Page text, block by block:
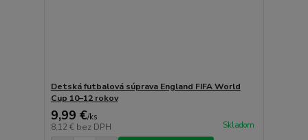
Detská futbalová súprava England FIFA World
Cup 10–12 rokov
9,99 €/ks
8,12 € bez DPH Skladom